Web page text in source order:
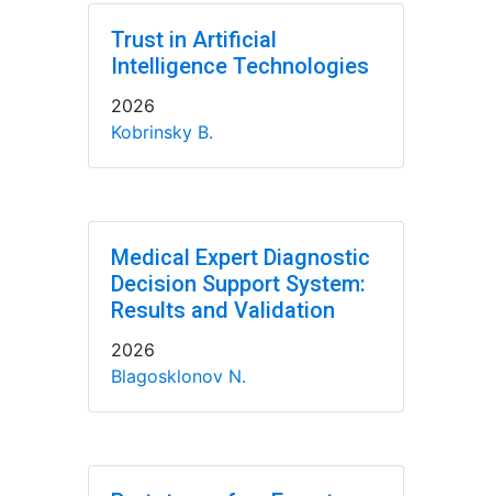
Trust in Artificial
Intelligence Technologies
2026
Kobrinsky B.
Medical Expert Diagnostic
Decision Support System:
Results and Validation
2026
Blagosklonov N.